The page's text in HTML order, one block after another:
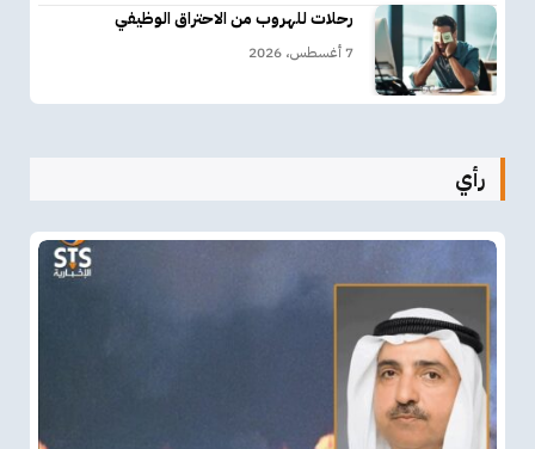
رحلات للهروب من الاحتراق الوظيفي
7 أغسطس، 2026
رأي